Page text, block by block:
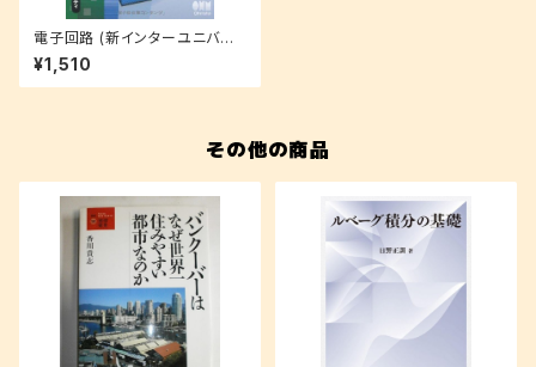
電子回路 (新インターユニバー
シティ)
¥1,510
その他の商品